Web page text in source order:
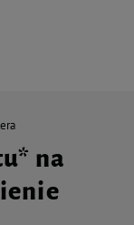
na